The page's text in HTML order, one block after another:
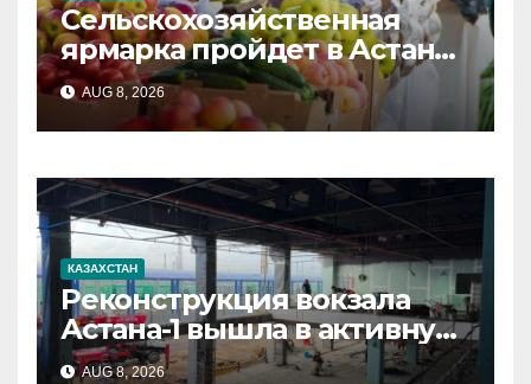
Сельскохозяйственная
ярмарка пройдет в Астане
8 и 9 августа
AUG 8, 2026
КАЗАХСТАН
Реконструкция вокзала
Астана-1 вышла в активную
стадию
AUG 8, 2026